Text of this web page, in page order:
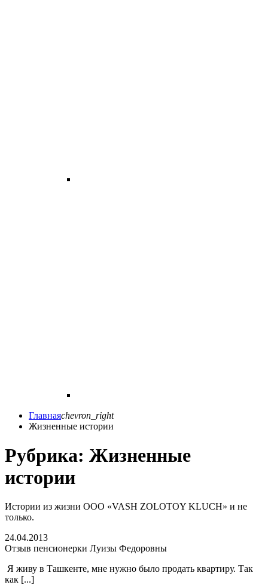
Главнаяchevron_right
Жизненные истории
Рубрика: Жизненные
истории
Истории из жизни ООО «VASH ZOLOTOY KLUCH» и не
только.
24.04.2013
Отзыв пенсионерки Луизы Федоровны
Я живу в Ташкенте, мне нужно было продать квартиру. Так
как [...]